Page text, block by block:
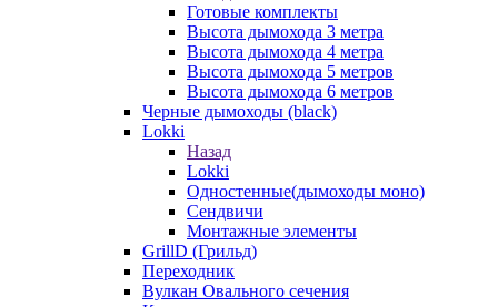
Готовые комплекты
Высота дымохода 3 метра
Высота дымохода 4 метра
Высота дымохода 5 метров
Высота дымохода 6 метров
Черные дымоходы (black)
Lokki
Назад
Lokki
Одностенные(дымоходы моно)
Сендвичи
Монтажные элементы
GrillD (Грильд)
Переходник
Вулкан Овального сечения